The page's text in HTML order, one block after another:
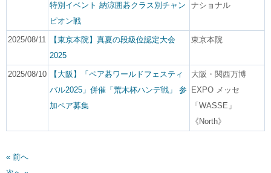
特別イベント 納涼囲碁クラス別チャン
ピオン戦
ナショナル
2025/08/11
【東京本院】真夏の段級位認定大会
2025
東京本院
2025/08/10
【大阪】「ペア碁ワールドフェスティ
バル2025」併催「荒木杯ハンデ戦」 参
加ペア募集
大阪・関西万博
EXPO メッセ
「WASSE」
《North》
« 前へ